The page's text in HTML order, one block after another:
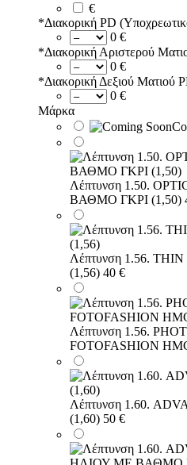
€
*Διακορική PD
0 €
*Διακορική Αριστερού
0 €
*Διακορική Δεξιού Ματιού
0 €
Μάρκα
Λέπτυνση 1.50.
ΒΑΘΜΟ ΓΚΡΙ (1,50)
Λέπτυνση 1.56.
(1,56) 40 €
Λέπτυνση 1.56.
FOTOFASHION
Λέπτυνση 1.60.
(1,60) 50 €